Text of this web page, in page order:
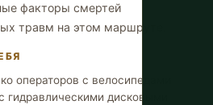
факторы смертей
травм на этом маршруте.
операторов с велосипедами
гидравлическими дисковыми